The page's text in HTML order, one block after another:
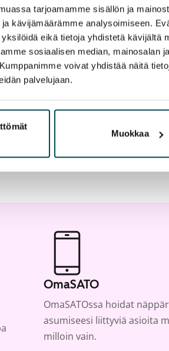
tarjoamamme sisällön ja
kävijämäärämme analysoimiseen.
eikä tietoja yhdistetä kävijältä
sosiaalisen median, mainosalan
voivat yhdistää näitä
palvelujaan.
Muokkaa
OmaSATO
OmaSATOssa hoidat
asumiseesi liittyviä asioita
milloin vain.